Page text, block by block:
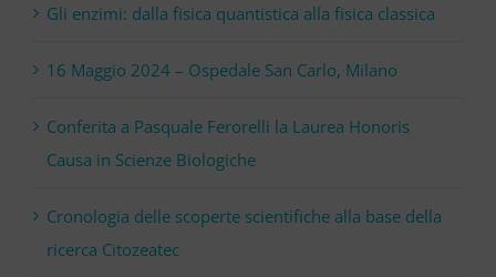
Gli enzimi: dalla fisica quantistica alla fisica classica
16 Maggio 2024 – Ospedale San Carlo, Milano
Conferita a Pasquale Ferorelli la Laurea Honoris
Causa in Scienze Biologiche
Cronologia delle scoperte scientifiche alla base della
ricerca Citozeatec